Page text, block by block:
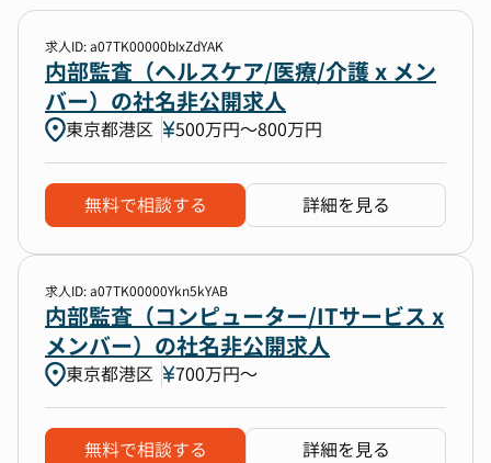
求人ID: a07TK00000bIxZdYAK
内部監査（ヘルスケア/医療/介護 x メン
バー）の社名非公開求人
東京都港区 500万円〜800万円
無料で相談する 詳細を見る
求人ID: a07TK00000Ykn5kYAB
内部監査（コンピューター/ITサービス x
メンバー）の社名非公開求人
東京都港区 700万円〜
無料で相談する 詳細を見る